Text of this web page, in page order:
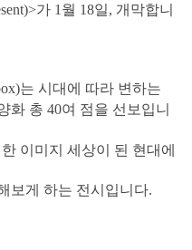
가 1월 18일, 개막합니
는 시대에 따라 변하는
화 총 40여 점을 선보입니
이미지 세상이 된 현대에
보게 하는 전시입니다.